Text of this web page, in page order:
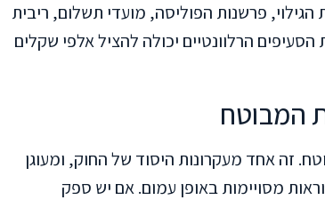
פרשנות הפוליסה, מועדי תשלום, ריבית
הסעיפים הרלוונטיים יכולה להציל אלפי שקלים
המבוטח
זה אחד מעקרונות היסוד של החוק, ומעוגן
הוראות מסויימות באופן עמום. אם יש ספק